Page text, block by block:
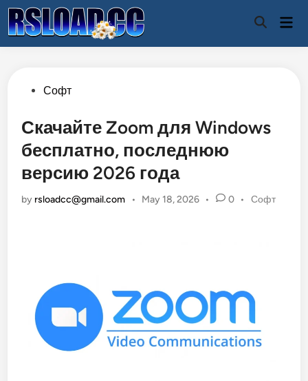
Skip
to
content
Open
PostedСофт
Скачайте Zoom для Windows
бесплатно, последнюю
версию 2026 года
by rsloadcc@gmail.com • May 18, 2026 • 0 •
Posted
Софт